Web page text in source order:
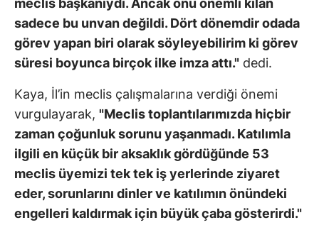
meclis başkanıydı. Ancak onu önemli kılan
sadece bu unvan değildi. Dört dönemdir odada
görev yapan biri olarak söyleyebilirim ki görev
süresi boyunca birçok ilke imza attı." dedi.
Kaya, İl’in meclis çalışmalarına verdiği önemi
vurgulayarak, "Meclis toplantılarımızda hiçbir
zaman çoğunluk sorunu yaşanmadı. Katılımla
ilgili en küçük bir aksaklık gördüğünde 53
meclis üyemizi tek tek iş yerlerinde ziyaret
eder, sorunlarını dinler ve katılımın önündeki
engelleri kaldırmak için büyük çaba gösterirdi."